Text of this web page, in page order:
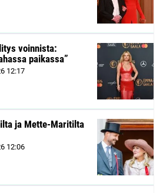
voinnista:
paikassa”
12:17
ja Mette-Maritilta
12:06